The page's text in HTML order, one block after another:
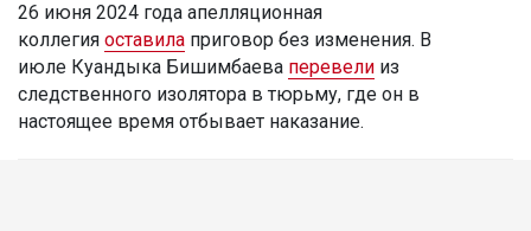
26 июня 2024 года апелляционная
коллегия оставила приговор без изменения. В
июле Куандыка Бишимбаева перевели из
следственного изолятора в тюрьму, где он в
настоящее время отбывает наказание.